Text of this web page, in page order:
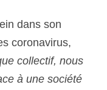
coronavirus,
collectif, nous
à une société